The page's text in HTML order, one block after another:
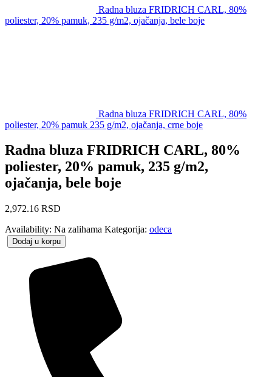
Radna bluza FRIDRICH CARL, 80%
poliester, 20% pamuk, 235 g/m2, ojačanja, bele boje
Radna bluza FRIDRICH CARL, 80%
poliester, 20% pamuk 235 g/m2, ojačanja, crne boje
Radna bluza FRIDRICH CARL, 80%
poliester, 20% pamuk, 235 g/m2,
ojačanja, bele boje
2,972.16 RSD
Availability: Na zalihama Kategorija: odeca
Dodaj u korpu